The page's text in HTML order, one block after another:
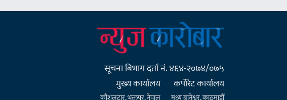
सूचना बिभाग दर्ता नं. ४६४-२०७४/०७५
मुख्य कार्यालय
कौशलटार, भक्तपुर, नेपाल
कर्पाेरेट कार्यालय
मध्य बानेश्वर, काठमाडौँ